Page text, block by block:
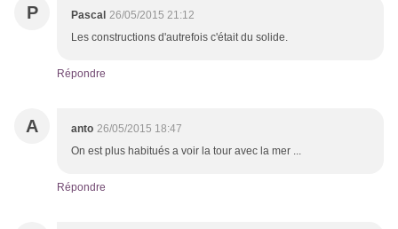
P Pascal 26/05/2015 21:12
Les constructions d'autrefois c'était du solide.
Répondre
A anto 26/05/2015 18:47
On est plus habitués a voir la tour avec la mer ...
Répondre